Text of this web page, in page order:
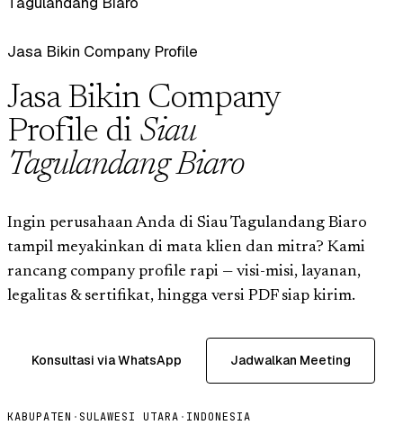
Jasa Bikin Company Profile
Jasa Bikin Company
Profile di Siau
Tagulandang Biaro
Ingin perusahaan Anda di Siau Tagulandang Biaro
tampil meyakinkan di mata klien dan mitra? Kami
rancang company profile rapi — visi-misi, layanan,
legalitas & sertifikat, hingga versi PDF siap kirim.
Konsultasi via WhatsApp Jadwalkan Meeting
KABUPATEN · SULAWESI UTARA · INDONESIA